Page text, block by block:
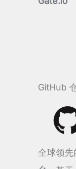
GitHub
全球领先